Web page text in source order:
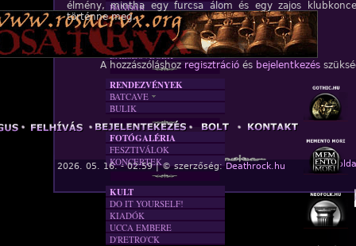
élmény, mintha egy furcsa álom és egy zajos
történne meg.
A hozzászóláshoz regisztrációés bejelentkezés
2026. 05. 16. - 02:59 | © szerzőség:Deathrock.hu «
BANDÁK
DVD
INTERJÚK
FORDÍTÁSOK
DALSZÖVEGEK
RENDEZVÉNYEK
BATCAVE
AKTUÁLIS
A MÚLT
BULIK
FOTÓGALÉRIA
FESZTIVÁLOK
KONCERTEK
KULT
DO IT YOURSELF!
KIADÓK
UCCA EMBERE
D'RETRO'CK